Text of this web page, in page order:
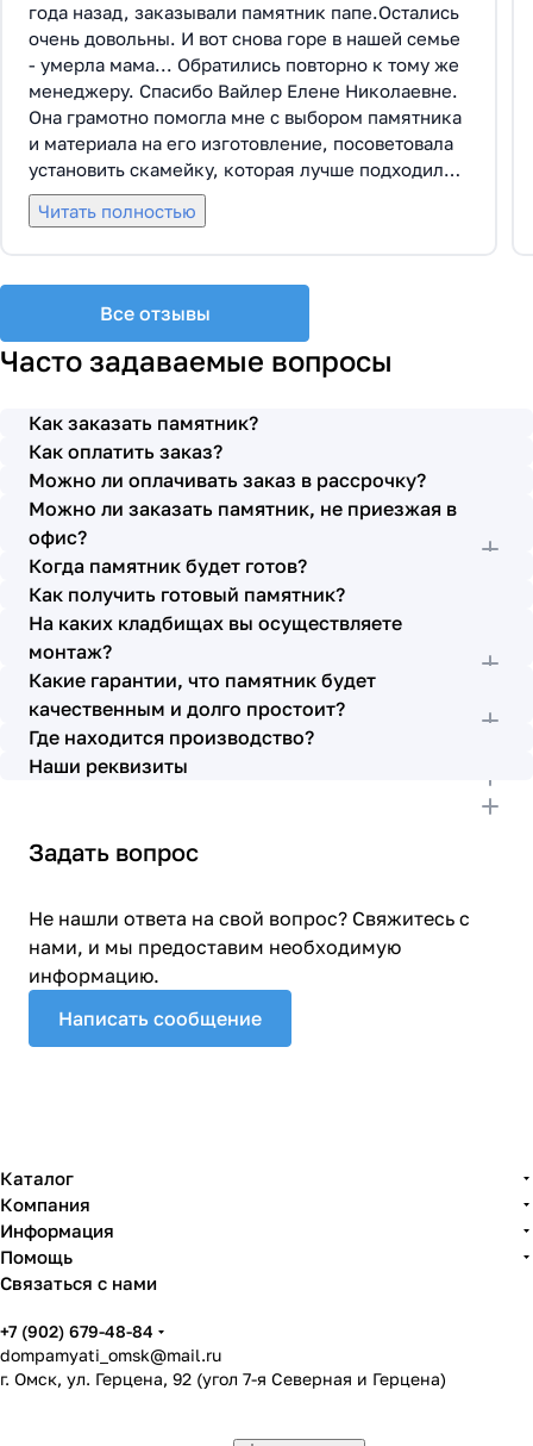
года назад, заказывали памятник папе.Остались
очень довольны. И вот снова горе в нашей семье
- умерла мама... Обратились повторно к тому же
менеджеру. Спасибо Вайлер Елене Николаевне.
Она грамотно помогла мне с выбором памятника
и материала на его изготовление, посоветовала
установить скамейку, которая лучше подходила
по общему дизайну. Вышли на улицу, посмотрели
представленные варианты, я определилась с
все этапы которого были выполнены вовремя и
без нареканий с нашей стороны, все наши
просьбы учтены. В первое наше обращение мы
бригада Головачёва Владимира. Поэтому и в этот
раз я поросила, если можно, то назначить эту же
бригаду. Мне пошли на встречу, спасибо. Ребята
работают спокойно, но в тоже время, соблюдая
всю технологию, работаю слаженно и
качественно. Я присутствовала при монтаже,
ребят это нисколько не смутило. Они, как и
Елена Николаевна, ответили на все мои вопросы,
которые возникли в процессе. Спасибо.
Выражаю благодарность от имени всей нашей
семьи за выполнение заказа в срок и
качественно. К руководству просьба по-
возможности премировать работников.
Читать полностью
Все отзывы
Часто задаваемые вопросы
Как заказать памятник?
Как оплатить заказ?
Можно ли оплачивать заказ в рассрочку?
Можно ли заказать памятник, не приезжая в
офис?
Когда памятник будет готов?
Как получить готовый памятник?
На каких кладбищах вы осуществляете
монтаж?
Какие гарантии, что памятник будет
качественным и долго простоит?
Где находится производство?
Наши реквизиты
Задать вопрос
Не нашли ответа на свой вопрос? Свяжитесь с
нами, и мы предоставим необходимую
информацию.
Написать сообщение
Каталог
Компания
Информация
Помощь
Связаться с нами
+7 (902) 679-48-84
dompamyati_omsk@mail.ru
г. Омск, ул. Герцена, 92 (угол 7-я Северная и Герцена)